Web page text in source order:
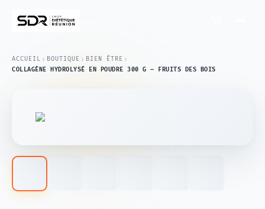
ACCUEIL › BOUTIQUE › BIEN ÊTRE ›
COLLAGÈNE HYDROLYSÉ EN POUDRE 300 G – FRUITS DES BOIS